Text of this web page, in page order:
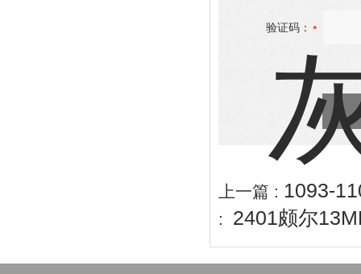
验证码：
上一篇 : 1093-
: 2401颇尔